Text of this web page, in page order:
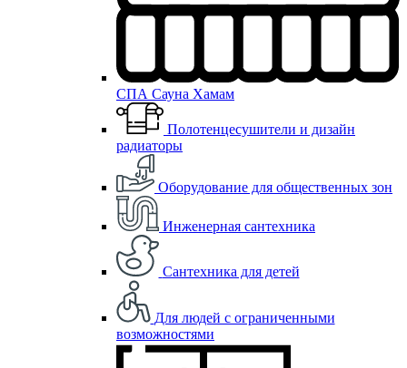
СПА Сауна Хамам
Полотенцесушители и дизайн
радиаторы
Оборудование для общественных зон
Инженерная сантехника
Сантехника для детей
Для людей с ограниченными
возможностями